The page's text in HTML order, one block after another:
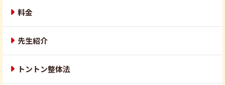
料金
先生紹介
トントン整体法